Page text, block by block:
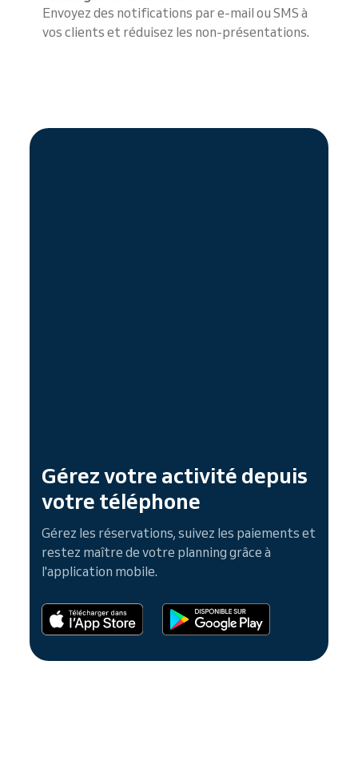
Envoyez des notifications par e-mail ou SMS à
vos clients et réduisez les non-présentations.
Gérez votre activité depuis
votre téléphone
Gérez les réservations, suivez les paiements et
restez maître de votre planning grâce à
l'application mobile.